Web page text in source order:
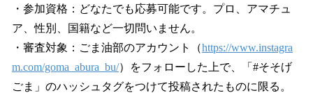
・参加資格：どなたでも応募可能です。プロ、アマチュ
ア、性別、国籍など一切問いません。
・審査対象：ごま油部のアカウント（https://www.instagra
m.com/goma_abura_bu/）をフォローした上で、「#そそげ
ごま」のハッシュタグをつけて投稿されたものに限る。